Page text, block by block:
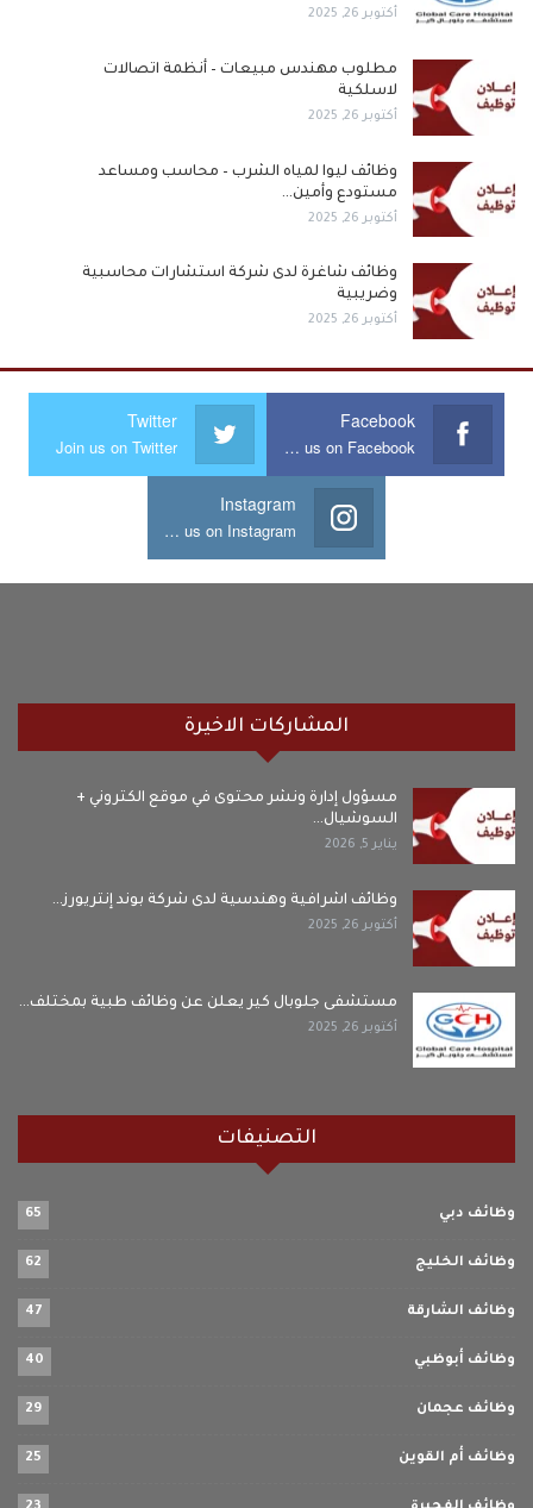
أكتوبر 26, 2025
مطلوب مهندس مبيعات – أنظمة اتصالات
لاسلكية
أكتوبر 26, 2025
وظائف ليوا لمياه الشرب – محاسب ومساعد
مستودع وأمين…
أكتوبر 26, 2025
وظائف شاغرة لدى شركة استشارات محاسبية
وضريبية
أكتوبر 26, 2025
Facebook
Join us on Facebook
Twitter
Join us on Twitter
Instagram
Join us on Instagram
المشاركات الاخيرة
مسؤول إدارة ونشر محتوى في موقع الكتروني +
السوشيال…
يناير 5, 2026
وظائف اشرافية وهندسية لدى شركة بوند إنتريورز…
أكتوبر 26, 2025
مستشفى جلوبال كير يعلن عن وظائف طبية بمختلف…
أكتوبر 26, 2025
التصنيفات
وظائف دبي 65
وظائف الخليج 62
وظائف الشارقة 47
وظائف أبوظبي 40
وظائف عجمان 29
وظائف أم القوين 25